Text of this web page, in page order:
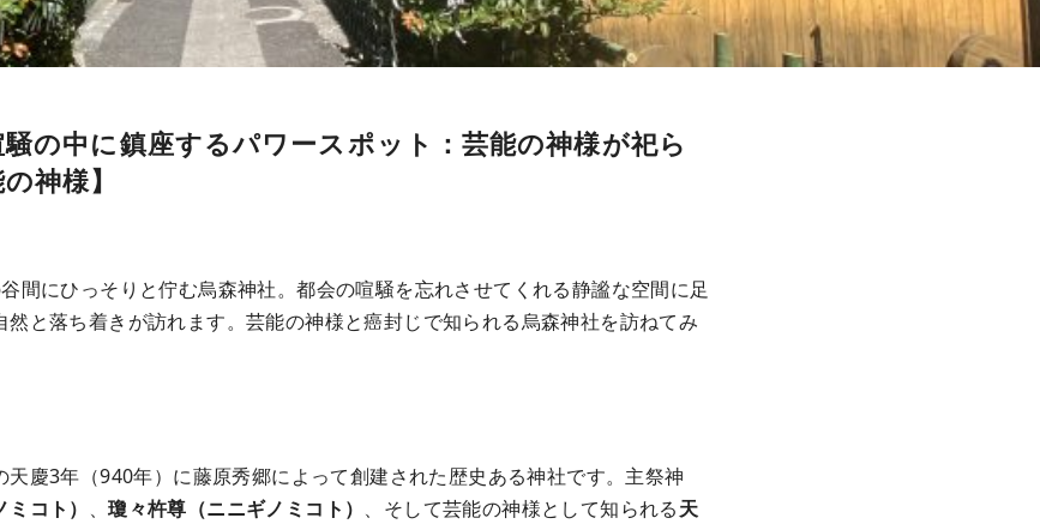
騒の中に鎮座するパワースポット：芸能の神様が祀ら
神様】
間にひっそりと佇む烏森神社。都会の喧騒を忘れさせてくれる静謐な空間に足
然と落ち着きが訪れます。芸能の神様と癌封じで知られる烏森神社を訪ねてみ
天慶3年（940年）に藤原秀郷によって創建された歴史ある神社です。主祭神
コト） 、瓊々杵尊（ニニギノミコト） 、そして芸能の神様として知られる天